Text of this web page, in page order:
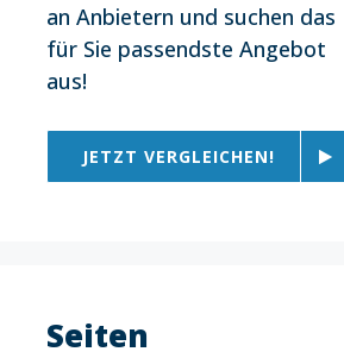
an Anbietern und suchen das
für Sie passendste Angebot
aus!
JETZT VERGLEICHEN!
Seiten